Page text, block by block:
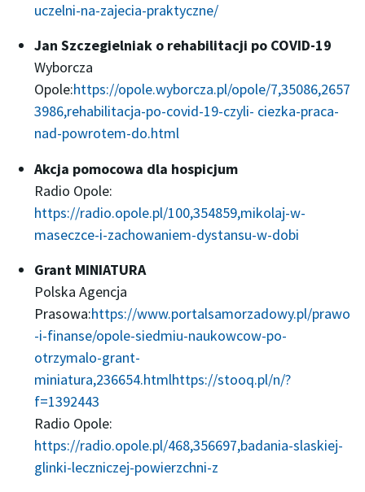
uczelni-na-zajecia-praktyczne/
Jan Szczegielniak o rehabilitacji po COVID-19
Wyborcza
Opole:https://opole.wyborcza.pl/opole/7,35086,2657
3986,rehabilitacja-po-covid-19-czyli- ciezka-praca-
nad-powrotem-do.html
Akcja pomocowa dla hospicjum
Radio Opole:
https://radio.opole.pl/100,354859,mikolaj-w-
maseczce-i-zachowaniem-dystansu-w-dobi
Grant MINIATURA
Polska Agencja
Prasowa:https://www.portalsamorzadowy.pl/prawo
-i-finanse/opole-siedmiu-naukowcow-po-
otrzymalo-grant-
miniatura,236654.htmlhttps://stooq.pl/n/?
f=1392443
Radio Opole:
https://radio.opole.pl/468,356697,badania-slaskiej-
glinki-leczniczej-powierzchni-z